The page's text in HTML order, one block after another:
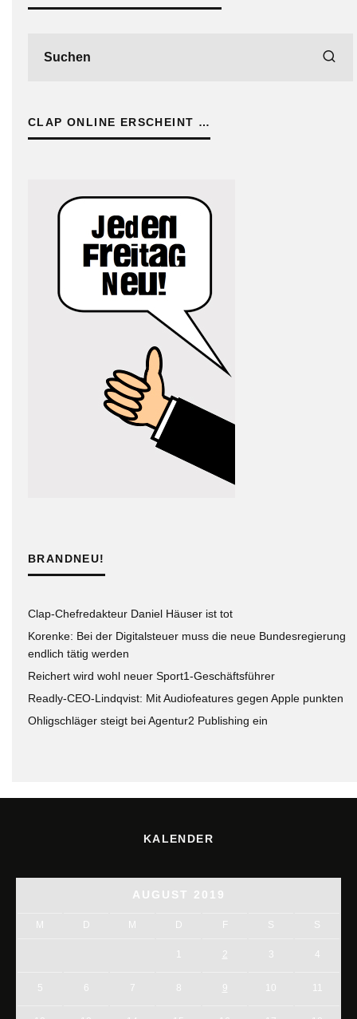
CLAP ONLINE ERSCHEINT …
BRANDNEU!
Clap-Chefredakteur Daniel Häuser ist tot
Korenke: Bei der Digitalsteuer muss die neue Bundesregierung
endlich tätig werden
Reichert wird wohl neuer Sport1-Geschäftsführer
Readly-CEO-Lindqvist: Mit Audiofeatures gegen Apple punkten
Ohligschläger steigt bei Agentur2 Publishing ein
KALENDER
AUGUST 2019
M D M D F S S
1 2 3
5 6 7 8 9 10 11